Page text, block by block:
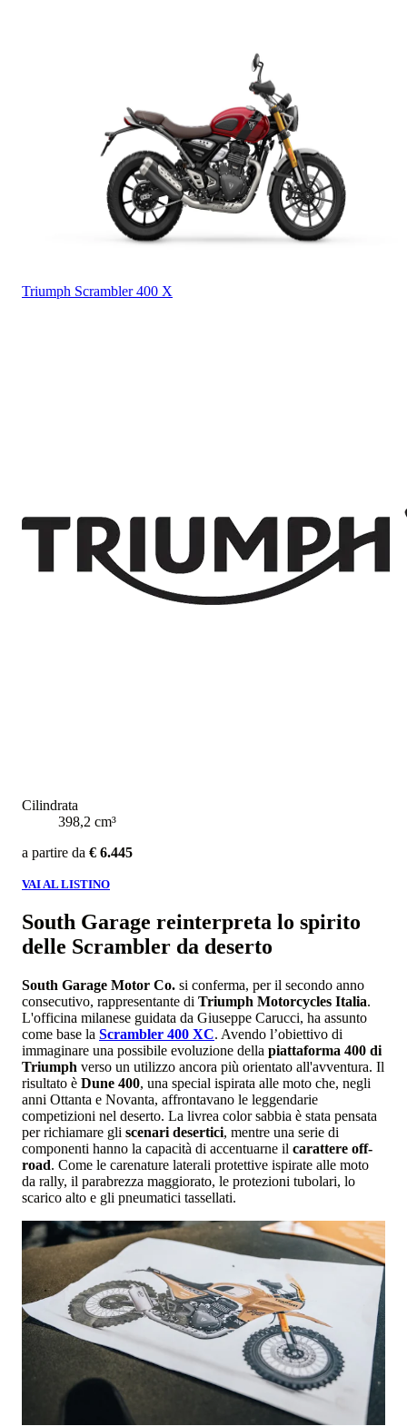
Triumph Scrambler 400 X
Cilindrata
398,2 cm³
a partire da € 6.445
VAI AL LISTINO
South Garage reinterpreta lo spirito
delle Scrambler da deserto
South Garage Motor Co. si conferma, per il secondo anno
consecutivo, rappresentante di Triumph Motorcycles Italia.
L'officina milanese guidata da Giuseppe Carucci, ha assunto
come base la Scrambler 400 XC. Avendo l’obiettivo di
immaginare una possibile evoluzione della piattaforma 400 di
Triumph verso un utilizzo ancora più orientato all'avventura. Il
risultato è Dune 400, una special ispirata alle moto che, negli
anni Ottanta e Novanta, affrontavano le leggendarie
competizioni nel deserto. La livrea color sabbia è stata pensata
per richiamare gli scenari desertici, mentre una serie di
componenti hanno la capacità di accentuarne il carattere off-
road. Come le carenature laterali protettive ispirate alle moto
da rally, il parabrezza maggiorato, le protezioni tubolari, lo
scarico alto e gli pneumatici tassellati.